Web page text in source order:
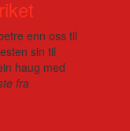
enn oss til
sin til
haug med
fra